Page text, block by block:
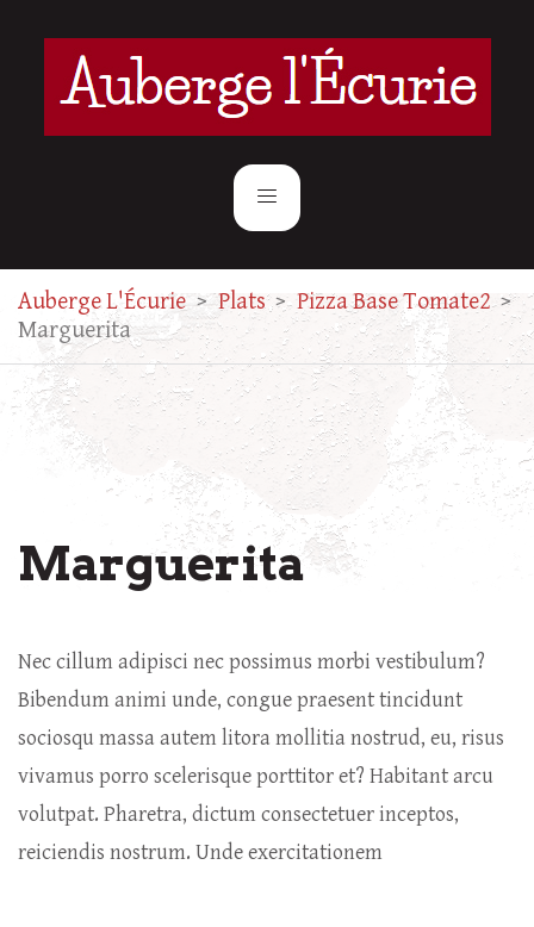
Auberge L'Écurie > Plats > Pizza Base Tomate2 >
Marguerita
Marguerita
Nec cillum adipisci nec possimus morbi vestibulum?
Bibendum animi unde, congue praesent tincidunt
sociosqu massa autem litora mollitia nostrud, eu, risus
vivamus porro scelerisque porttitor et? Habitant arcu
volutpat. Pharetra, dictum consectetuer inceptos,
reiciendis nostrum. Unde exercitationem